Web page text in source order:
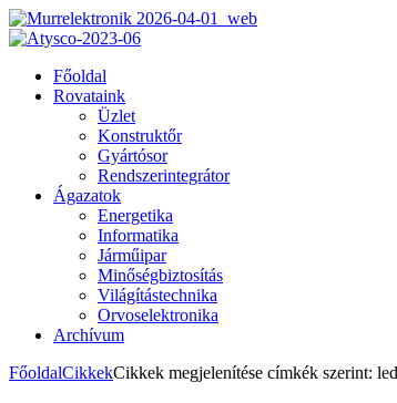
Főoldal
Rovataink
Üzlet
Konstruktőr
Gyártósor
Rendszerintegrátor
Ágazatok
Energetika
Informatika
Járműipar
Minőségbiztosítás
Világítástechnika
Orvoselektronika
Archívum
FőoldalCikkekCikkek megjelenítése címkék szerint: led